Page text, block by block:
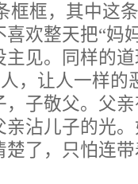
框框，其中这
欢整天把“妈
见。同样的
，让人一样的
子敬父。父
沾儿子的光
了，只怕连